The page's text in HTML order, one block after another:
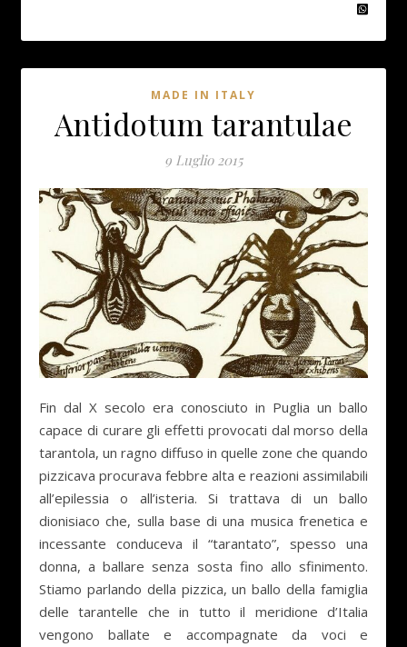
MADE IN ITALY
Antidotum tarantulae
9 Luglio 2015
Fin dal X secolo era conosciuto in Puglia un ballo
capace di curare gli effetti provocati dal morso della
tarantola, un ragno diffuso in quelle zone che quando
pizzicava procurava febbre alta e reazioni assimilabili
all’epilessia o all’isteria. Si trattava di un ballo
dionisiaco che, sulla base di una musica frenetica e
incessante conduceva il “tarantato”, spesso una
donna, a ballare senza sosta fino allo sfinimento.
Stiamo parlando della pizzica, un ballo della famiglia
delle tarantelle che in tutto il meridione d’Italia
vengono ballate e accompagnate da voci e